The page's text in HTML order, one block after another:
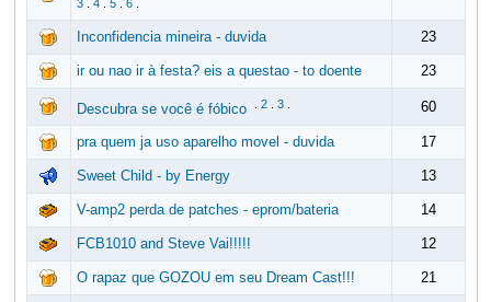
3. 4. 5. 6.
Inconfidencia mineira - duvida 23
ir ou nao ir à festa? eis a questao - to doente 23
Descubra se você é fóbico 2. 3. 60
pra quem ja uso aparelho movel - duvida 17
Sweet Child - by Energy 13
V-amp2 perda de patches - eprom/bateria 14
FCB1010 and Steve Vai!!!!! 12
O rapaz que GOZOU em seu Dream Cast!!! 21